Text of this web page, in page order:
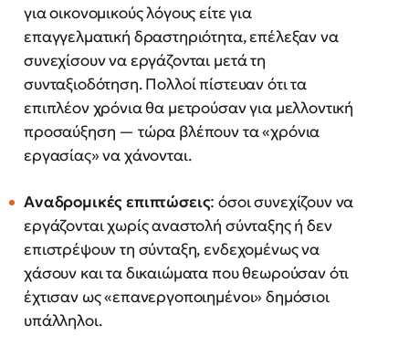
για οικονομικούς λόγους είτε για
επαγγελματική δραστηριότητα, επέλεξαν να
συνεχίσουν να εργάζονται μετά τη
συνταξιοδότηση. Πολλοί πίστευαν ότι τα
επιπλέον χρόνια θα μετρούσαν για μελλοντική
προσαύξηση — τώρα βλέπουν τα «χρόνια
εργασίας» να χάνονται.
Αναδρομικές επιπτώσεις: όσοι συνεχίζουν να
εργάζονται χωρίς αναστολή σύνταξης ή δεν
επιστρέψουν τη σύνταξη, ενδεχομένως να
χάσουν και τα δικαιώματα που θεωρούσαν ότι
έχτισαν ως «επανεργοποιημένοι» δημόσιοι
υπάλληλοι.